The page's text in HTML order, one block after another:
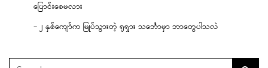
ပြောင်းစေမလား
– ၂ နှစ်ကျော်က မြုပ်သွားတဲ့ ရုရှား သင်္ဘောမှာ ဘာတွေပါသလဲ